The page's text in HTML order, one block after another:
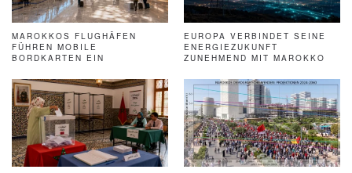
MAROKKOS FLUGHÄFEN
FÜHREN MOBILE
BORDKARTEN EIN
EUROPA VERBINDET SEINE
ENERGIEZUKUNFT
ZUNEHMEND MIT MAROKKO